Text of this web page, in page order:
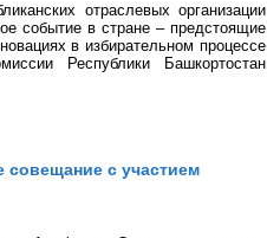
отраслевых организации
событие в стране – предстоящие
в избирательном процессе
Республики Башкортостан
с участием